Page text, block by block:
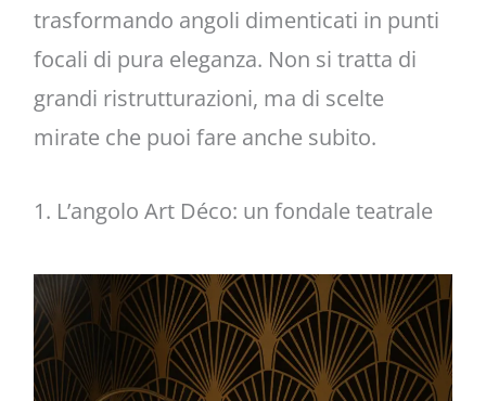
trasformando angoli dimenticati in punti
focali di pura eleganza. Non si tratta di
grandi ristrutturazioni, ma di scelte
mirate che puoi fare anche subito.
1. L’angolo Art Déco: un fondale teatrale